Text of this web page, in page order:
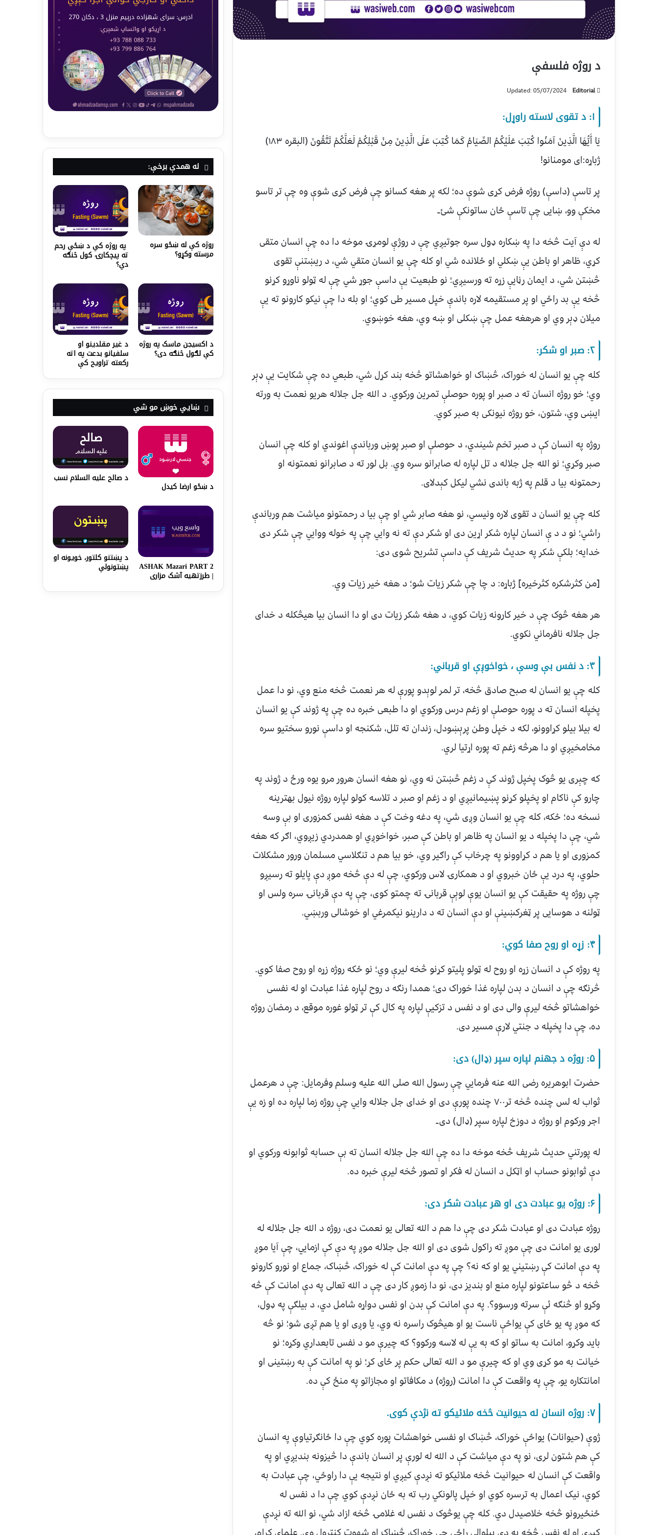
د روژه فلسفې
Editorial
Updated: 05/07/2024
۱: د تقوی لاسته راوړل:
يَا أَيُّهَا الَّذِينَ آمَنُوا كُتِبَ عَلَيْكُمُ الصِّيَامُ كَمَا كُتِبَ عَلَى الَّذِينَ مِنْ قَبْلِكُمْ لَعَلَّكُمْ تَتَّقُونَ (البقره ۱۸۳)
ژباړه:ای مومنانو!
پر تاسې (داسې) روژه فرض کړی شوې ده؛ لکه پر هغه کسانو چې فرض کړی شوې وه چې تر تاسو
مخکې وو، ښایی چې تاسې ځان ساتونکې شئ۔
له دې آیت څخه دا په ښکاره ډول سره جوتیږي چې د روژې لومړۍ موخه دا ده چې انسان متقی
کړي، ظاهر او باطن يې ښکلي او ځلانده شي او کله چې یو انسان متقي شي، د ریښتنې تقوی
څښتن شي، د ایمان رڼايې زړه ته ورسیږي؛ نو طبعیت يې داسې جوړ شي چې له ټولو ناوړو کړنو
څخه يې بد راځي او پر مستقیمه لاره باندې خپل مسیر طی کوي؛ او بله دا چې نیکو کارونو ته يې
میلان ډېر وي او هرهغه عمل چې ښکلی او ښه وي، هغه خوښوي.
۲: صبر او شکر:
کله چې یو انسان له خوراک، څښاک او خواهشاتو څخه بند کړل شي، طبعي ده چې شکایت يې ډېر
وي؛ خو روژه انسان ته د صبر او پوره حوصلې تمرین ورکوي. د الله جل جلاله هریو نعمت به ورته
ایښی وي، شتون، خو روژه نیونکی به صبر کوي.
روژه په انسان کې د صبر تخم شیندي، د حوصلې او صبر پوښ ورباندې اغوندي او کله چې انسان
صبر وکړي؛ نو الله جل جلاله د تل لپاره له صابرانو سره وي. بل لور ته د صابرانو نعمتونه او
رحمتونه بیا د قلم په ژبه باندی نشي لیکل کېدلای.
کله چې یو انسان د تقوی لاره ونیسي، نو هغه صابر شي او چې بیا د رحمتونو میاشت هم ورباندې
راشي؛ نو د د ې انسان لپاره شکر اړین دی او شکر دې ته نه وایي چې په خوله ووایي چې شکر دی
خدایه؛ بلکې شکر په حدیث شریف کې داسې تشریح شوی دی:
[من کثرشکره کثرخيره] ژباړه: د چا چې شکر زیات شو؛ د هغه خیر زیات وي.
هر هغه څوک چې د خیر کارونه زیات کوي، د هغه شکر زیات دی او دا انسان بیا هیڅکله د خدای
جل جلاله نافرماني نکوي.
۳: د نفس بې وسې ، خواخوږې او قرباني:
کله چې یو انسان له صبح صادق څخه، تر لمر لوېدو پورې له هر نعمت څخه منع وي، نو دا عمل
پخپله انسان ته د پوره حوصلې او زغم درس ورکوي او دا طبعی خبره ده چې په ژوند کې یو انسان
له بیلا بیلو کړاوونو، لکه د خپل وطن پرېښودل، زندان ته تلل، شکنجه او داسې نورو سختیو سره
مخامخیږي او دا هرڅه زغم ته پوره اړتیا لري.
که چېری یو څوک پخپل ژوند کې د زغم څښتن نه وي، نو هغه انسان هرور مرو یوه ورځ د ژوند په
چارو کې ناکام او پخپلو کړنو پښیمانیږي او د زغم او صبر د تلاسه کولو لپاره روژه نیول بهترینه
نسخه ده؛ ځکه، کله چې یو انسان وږی شي، په دغه وخت کې د هغه نفس کمزوری او بې وسه
شي، چې دا پخپله د یو انسان په ظاهر او باطن کې صبر، خواخوږي او همدردي زیږوي، اګر که هغه
کمزوری او یا هم د کړاوونو په چرخاب کې راګیر وي، خو بیا هم د تنګلاسي مسلمان ورور مشکلات
حلوي، په درد یې ځان خبروي او د همکارۍ لاس ورکوي، چې له دې څخه موږ دې پایلو ته رسیږو
چې روژه په حقیقت کې یو انسان یوې لوېې قربانۍ ته چمتو کوی، چې په دې قربانۍ سره ولس او
ټولنه د هوسایی پر ټغرکښینې او دې انسان ته د دارینو نیکمرغي او خوشالی وربښي.
۴: زړه او روح صفا کوي:
په روژه کې د انسان زړه او روح له ټولو پلیتو کړنو څخه لیرې وي؛ نو ځکه روژه زړه او روح صفا کوي.
څرنګه چې د انسان د بدن لپاره غذا خوراک دی؛ همدا رنګه د روح لپاره غذا عبادت او له نفسی
خواهشاتو څخه لیرې والی دی او د نفس د تزکیې لپاره په کال کې تر ټولو غوره موقع، د رمضان روژه
ده، چې دا پخپله د جنتي لارې مسیر دی.
۵: روژه د جهنم لپاره سپر (ډال) دی:
حضرت ابوهریره رضی الله عنه فرمایي چې رسول الله صلی الله علیه وسلم وفرمایل: چې د هرعمل
ثواب له لس چنده څخه تر۷۰۰ چنده پورې دی او خدای جل جلاله وایي چې روژه زما لپاره ده او زه يې
اجر ورکوم او روژه د دوزخ لپاره سپر (ډال) دی۔
له پورتني حدیث شریف څخه موخه دا ده چې الله جل جلاله انسان ته بې حسابه ثوابونه ورکوي او
دې ثوابونو حساب او اټکل د انسان له فکر او تصور څخه لیرې خبره ده.
۶: روژه يو عبادت دی او هر عبادت شکر دی:
روژه عبادت دی او عبادت شکر دی چې دا هم د الله تعالی یو نعمت دی، روژه د الله جل جلاله له
لوری یو امانت دی چې موږ ته راکول شوی دی او الله جل جلاله موږ په دې کې ازمایي، چې آیا موږ
په دې امانت کې رښتیني یو او که نه؟ چې په دې امانت کې له خوراک، څښاک، جماع او نورو کارونو
څخه د څو ساعتونو لپاره منع او بندیز دی، نو دا زموږ کار دی چې د الله تعالی په دې امانت کې څه
وکړو او څنګه ئې سرته ورسوو؟. په دې امانت کې بدن او نفس دواړه شامل دي، د بیلګې په ډول،
که موږ په یو ځای کې یواځې ناست یو او هیڅوک راسره نه وي، یا وږی او یا هم تږی شو؛ نو څه
باید وکړو، امانت به ساتو او که به يې له لاسه ورکوو؟ که چیرې مو د نفس تابعداري وکړه؛ نو
خیانت به مو کړی وي او که چیرې مو د الله تعالی حکم پر ځای کړ؛ نو په امانت کې به رښتینی او
امانتکاره یو، چې په واقعت کې دا امانت (روژه) د مکافاتو او مجازاتو په منځ کې ده.
۷: روژه انسان له حيوانيت څخه ملائيکو ته نژدې کوی.
ژوې (حیوانات) یواځې خوراک، څښاک او نفسی خواهشات پوره کوي چې دا ځانګرتیاوې په انسان
کې هم شتون لری، نو په دې میاشت کې د الله له لورې پر انسان باندې دا څیزونه بندیږي او په
واقعت کې انسان له حیوانیت څخه ملائیکو ته نږدې کیږي او نتیجه یې دا راوځي، چې عبادت به
کوي، نیک اعمال به ترسره کوي او خپل پالونکي رب ته به ځان نږدې کوي چې دا د نفس له
ځنځیرونو څخه خلاصیدل دي. کله چې یوڅوک د نفس له غلامۍ څخه ازاد شي، نو الله ته نږدې
له همدې برخې:
روژه کې له ښځو سره
مرسته وکړو؟
په روژه کي د ښځې رحم
ته پیچکارۍ کول څنګه
دي؟
د اکسیجن ماسک په روژه
کې لګول څنګه دی؟
د غیر مقلدینو او
سلفیانو بدعت په اته
رکعته تراویح کې
ښايي خوښ مو شي
د ښځو ارضا کیدل
د صالح علیه السلام نسب
ASHAK Mazari PART 2
| طرزتهیه آشک مزاری
د پښتنو کلتور، خویونه او
پښتونولي